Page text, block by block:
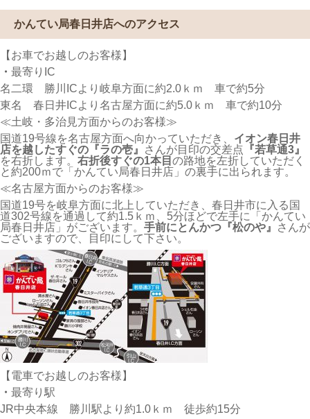
かんてい局春日井店へのアクセス
【お車でお越しのお客様】
・ 最寄りIC
名二環 勝川ICより岐阜方面に約2.0ｋｍ 車で約5分
東名 春日井ICより名古屋方面に約5.0ｋｍ 車で約10分
≪土岐・多治見方面からのお客様≫
国道19号線を名古屋方面へ向かっていただき、 イオン春日井
店を越したすぐの『ラの壱』
さんが目印の交差点 『若草通3』
を右折します。 右折後すぐの1本目 の路地を左折していただく
と約200ｍで「かんてい局春日井店」の裏手に出られます。
≪名古屋方面からのお客様≫
国道19号を岐阜方面に北上していただき、春日井市に入る国
道302号線を通過して約1.5ｋｍ、5分ほどで左手に「かんてい
局春日井店」がございます。 手前にとんかつ『松のや』
さんが
ございますので、目印にして下さい。
【電車でお越しのお客様】
・ 最寄り駅
JR中央本線 勝川駅より約1.0ｋｍ 徒歩約15分